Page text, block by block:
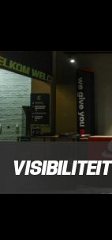
VISIBILITEIT